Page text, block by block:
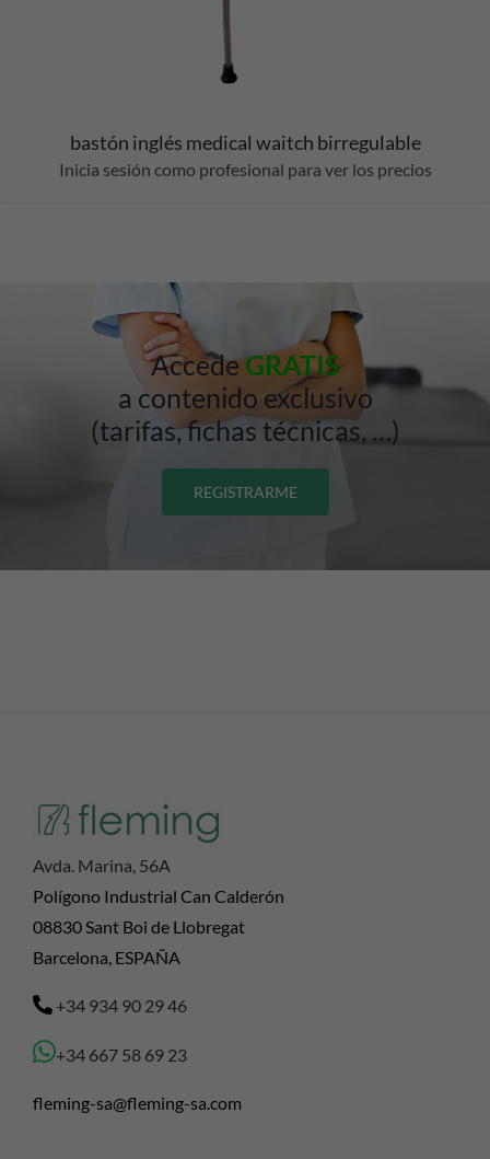
bastón inglés medical waitch birregulable
Inicia sesión como profesional para ver los precios
AccedeGRATIS
a contenido exclusivo
(tarifas, fichas técnicas, …)
REGISTRARME
Avda. Marina, 56A
Polígono Industrial Can Calderón
08830 Sant Boi de Llobregat
Barcelona, ESPAÑA
+34 934 90 29 46
+34 667 58 69 23
fleming-sa@fleming-sa.com